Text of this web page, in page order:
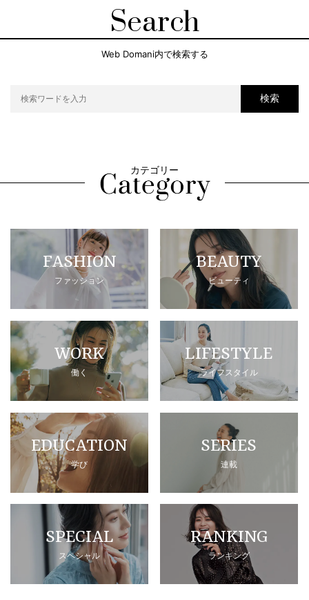
Search
Web Domani内で検索する
検索
カテゴリー
FASHION
ファッション
BEAUTY
ビューティ
WORK
働く
LIFESTYLE
ライフスタイル
EDUCATION
学び
SERIES
連載
SPECIAL
スペシャル
RANKING
ランキング